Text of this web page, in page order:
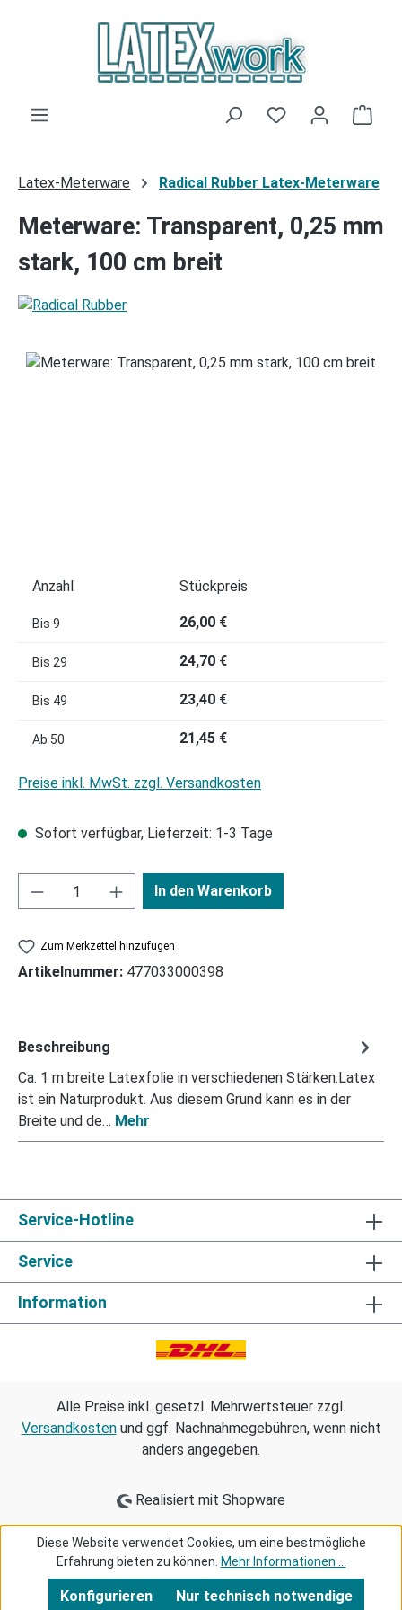
Zum Hauptinhalt springen
Du hast 0
Latex-Meterware Radical Rubber Latex-Meterware
Meterware: Transparent, 0,25 mm
stark, 100 cm breit
Bildergalerie überspringen
Anzahl Stückpreis
Bis 9 26,00 €
Bis 29 24,70 €
Bis 49 23,40 €
Ab 50 21,45 €
Preise inkl. MwSt. zzgl. Versandkosten
Sofort verfügbar, Lieferzeit: 1-3 Tage
In den Warenkorb
Zum Merkzettel hinzufügen
Artikelnummer: 477033000398
Beschreibung
Ca. 1 m breite Latexfolie in verschiedenen Stärken.Latex
ist ein Naturprodukt. Aus diesem Grund kann es in der
Breite und de… Mehr
Service-Hotline
Service
Information
Alle Preise inkl. gesetzl. Mehrwertsteuer zzgl.
Versandkostenund ggf. Nachnahmegebühren, wenn nicht
anders angegeben.
Realisiert mit Shopware
Diese Website verwendet Cookies, um eine bestmögliche
Erfahrung bieten zu können. Mehr Informationen ...
Nur technisch notwendige
Konfigurieren